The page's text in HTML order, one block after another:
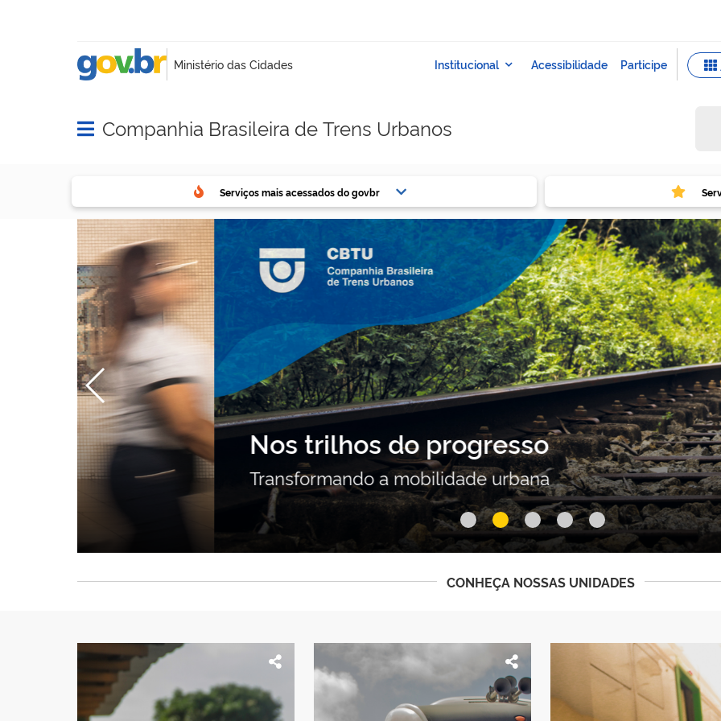
Abrir menu principal de navegação
Companhia Brasileira de Trens Urbanos
Serviços mais acessados do govbr
Nos trilhos do progresso
Transformando a mobilidade urbana
CONHEÇA NOSSAS UNIDADES